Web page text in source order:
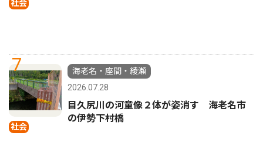
社会
7
社会
海老名・座間・綾瀬
2026.07.28
目久尻川の河童像２体が姿消す 海老名市
の伊勢下村橋